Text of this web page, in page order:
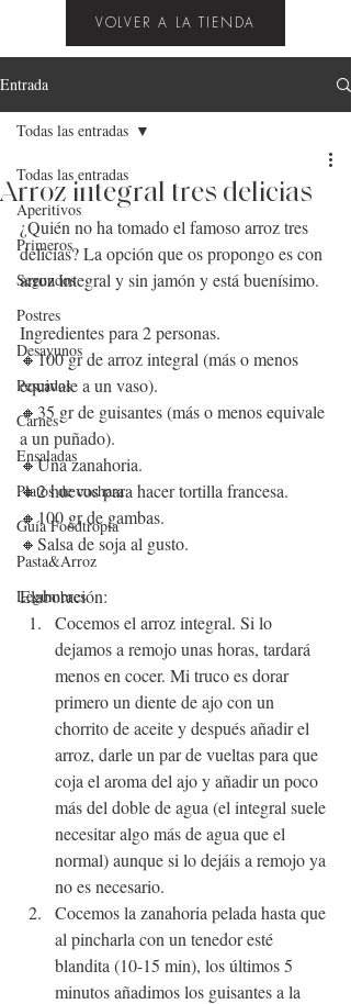
VOLVER A LA TIENDA
Entrada
Todas las entradas
Aperitivos
Primeros
Segundos
Postres
Desayunos
Pescados
Carnes
Ensaladas
Platos de cuchara
Guía Foodtropia
Pasta&Arroz
Legumbres
Todas las entradas
Arroz integral tres delicias
¿Quién no ha tomado el famoso arroz tres
delicias? La opción que os propongo es con
arroz integral y sin jamón y está buenísimo.
Ingredientes para 2 personas.
🔸100 gr de arroz integral (más o menos
equivale a un vaso).
🔸 35 gr de guisantes (más o menos equivale
a un puñado).
🔸Una zanahoria.
🔸2 huevos para hacer tortilla francesa.
🔸100 gr de gambas.
🔸Salsa de soja al gusto.
Elaboración:
Cocemos el arroz integral. Si lo
dejamos a remojo unas horas, tardará
menos en cocer. Mi truco es dorar
primero un diente de ajo con un
chorrito de aceite y después añadir el
arroz, darle un par de vueltas para que
coja el aroma del ajo y añadir un poco
más del doble de agua (el integral suele
necesitar algo más de agua que el
normal) aunque si lo dejáis a remojo ya
no es necesario.
Cocemos la zanahoria pelada hasta que
al pincharla con un tenedor esté
blandita (10-15 min), los últimos 5
minutos añadimos los guisantes a la